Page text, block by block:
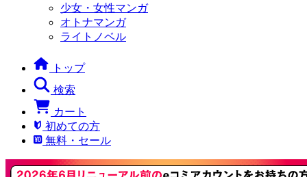
少女・女性マンガ
オトナマンガ
ライトノベル
トップ
検索
カート
初めての方
無料・セール